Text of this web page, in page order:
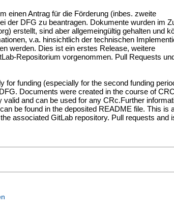
einen Antrag für die Förderung (inbes. zweite
der DFG zu beantragen. Dokumente wurden im
erstellt, sind aber allgemeingültig gehalten und
v.a. hinsichtlich der technischen
werden. Dies ist ein erstes Release, weitere
Repositorium vorgenommen. Pull Requests
for funding (especially for the second funding
Documents were created in the course of
and can be used for any CRc.Further
be found in the deposited README file. This is
associated GitLab repository. Pull requests and